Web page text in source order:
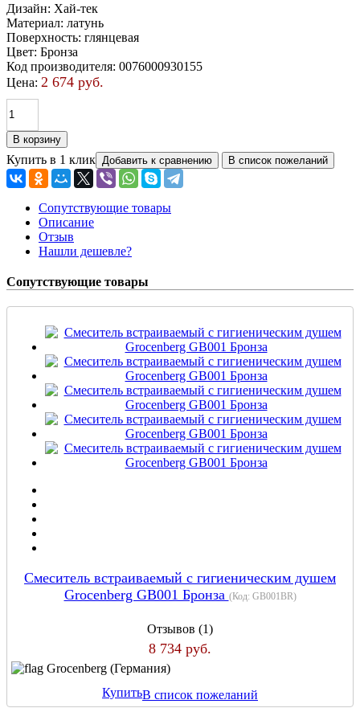
Дизайн: Хай-тек
Материал: латунь
Поверхность: глянцевая
Цвет: Бронза
Код производителя: 0076000930155
Цена: 2 674 руб.
Купить в 1 клик
Сопутствующие товары
Описание
Отзыв
Нашли дешевле?
Сопутствующие товары
Смеситель встраиваемый с гигиеническим душем
Grocenberg GB001 Бронза (Код: GB001BR)
Отзывов (1)
8 734 руб.
Grocenberg (Германия)
КупитьВ список пожеланий